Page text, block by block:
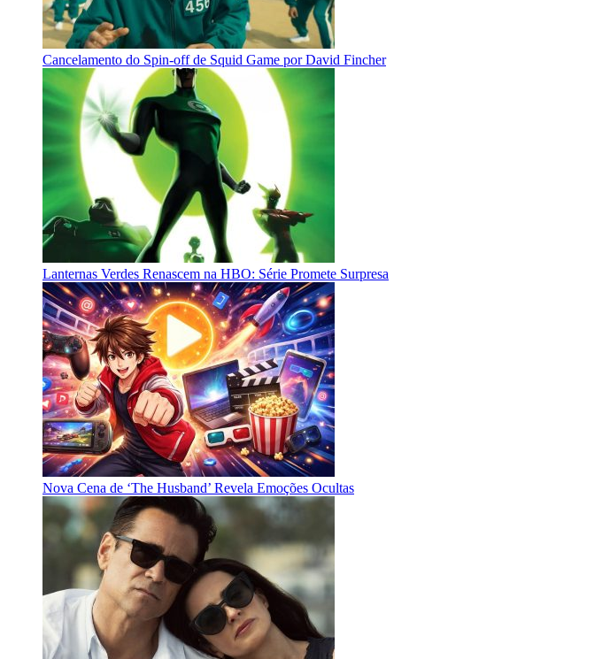
Cancelamento do Spin-off de Squid Game por David Fincher
Lanternas Verdes Renascem na HBO: Série Promete Surpresa
Nova Cena de ‘The Husband’ Revela Emoções Ocultas